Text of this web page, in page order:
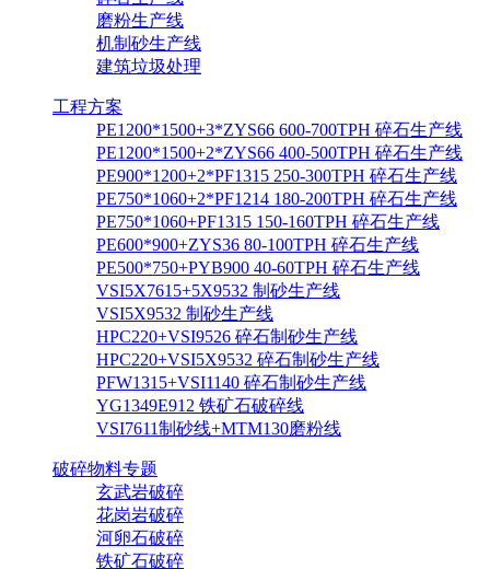
磨粉生产线
机制砂生产线
建筑垃圾处理
工程方案
PE1200*1500+3*ZYS66 600-700TPH 碎石生产线
PE1200*1500+2*ZYS66 400-500TPH 碎石生产线
PE900*1200+2*PF1315 250-300TPH 碎石生产线
PE750*1060+2*PF1214 180-200TPH 碎石生产线
PE750*1060+PF1315 150-160TPH 碎石生产线
PE600*900+ZYS36 80-100TPH 碎石生产线
PE500*750+PYB900 40-60TPH 碎石生产线
VSI5X7615+5X9532 制砂生产线
VSI5X9532 制砂生产线
HPC220+VSI9526 碎石制砂生产线
HPC220+VSI5X9532 碎石制砂生产线
PFW1315+VSI1140 碎石制砂生产线
YG1349E912 铁矿石破碎线
VSI7611制砂线+MTM130磨粉线
破碎物料专题
玄武岩破碎
花岗岩破碎
河卵石破碎
铁矿石破碎